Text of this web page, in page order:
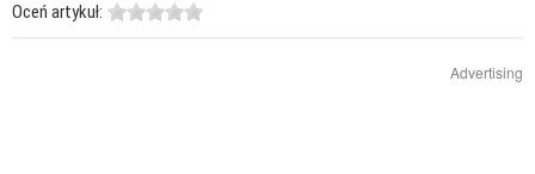
Oceń artykuł:
Advertising